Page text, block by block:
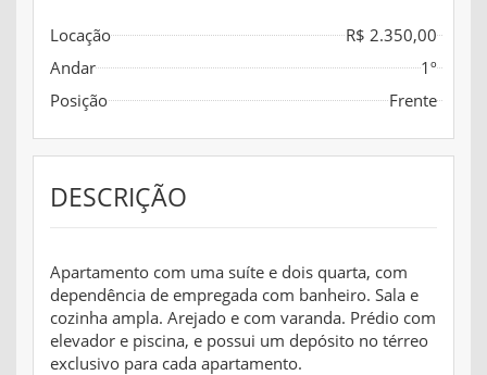
Locação
R$ 2.350,00
Andar
1º
Posição
Frente
DESCRIÇÃO
Apartamento com uma suíte e dois quarta, com
dependência de empregada com banheiro. Sala e
cozinha ampla. Arejado e com varanda. Prédio com
elevador e piscina, e possui um depósito no térreo
exclusivo para cada apartamento.